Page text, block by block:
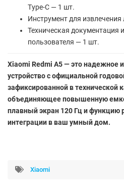
Type-C — 1 шт.
Инструмент для
Техническая документация
пользователя — 1 шт.
Xiaomi Redmi A5 — это надежное
устройство с официальной
зафиксированной в технической
объединяющее повышенную
плавный экран 120 Гц и функцию
интеграции в ваш умный дом.
Xiaomi